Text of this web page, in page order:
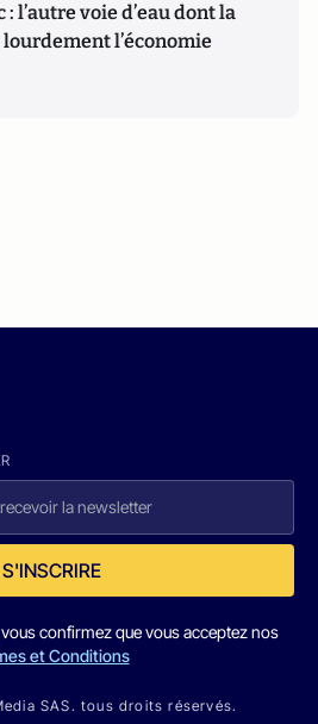
: l’autre voie d’eau dont la
l’économie
S'INSCRIRE
confirmez que vous acceptez nos
et Conditions
SAS. tous droits réservés.